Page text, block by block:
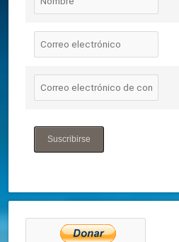
Suscribirse